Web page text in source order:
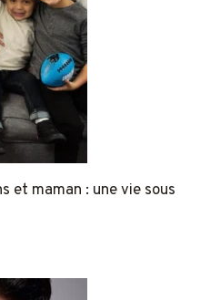
et maman : une vie sous